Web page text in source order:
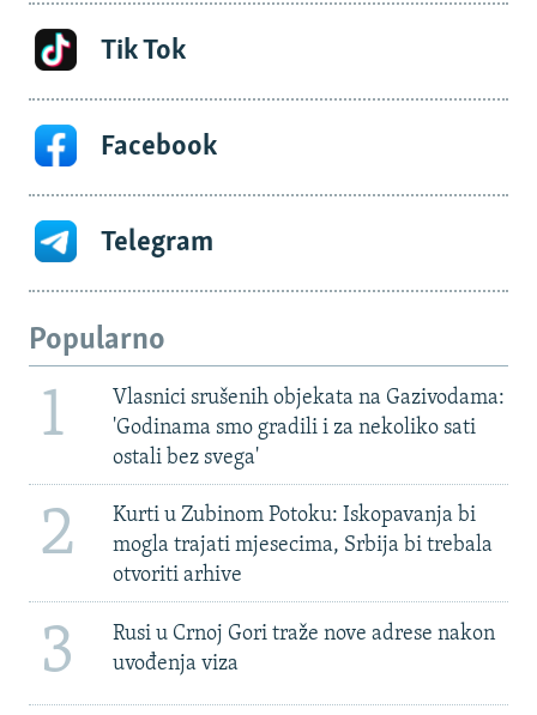
Tik Tok
Facebook
Telegram
Popularno
1
Vlasnici srušenih objekata na Gazivodama:
'Godinama smo gradili i za nekoliko sati
ostali bez svega'
2
Kurti u Zubinom Potoku: Iskopavanja bi
mogla trajati mjesecima, Srbija bi trebala
otvoriti arhive
3
Rusi u Crnoj Gori traže nove adrese nakon
uvođenja viza